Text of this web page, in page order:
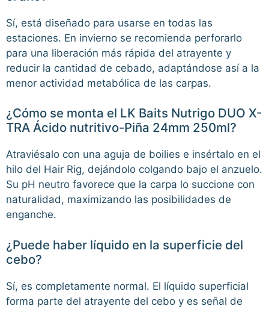
Sí, está diseñado para usarse en todas las
estaciones. En invierno se recomienda perforarlo
para una liberación más rápida del atrayente y
reducir la cantidad de cebado, adaptándose así a la
menor actividad metabólica de las carpas.
¿Cómo se monta el LK Baits Nutrigo DUO X-
TRA Ácido nutritivo-Piña 24mm 250ml?
Atraviésalo con una aguja de boilies e insértalo en el
hilo del Hair Rig, dejándolo colgando bajo el anzuelo.
Su pH neutro favorece que la carpa lo succione con
naturalidad, maximizando las posibilidades de
enganche.
¿Puede haber líquido en la superficie del
cebo?
Sí, es completamente normal. El líquido superficial
forma parte del atrayente del cebo y es señal de